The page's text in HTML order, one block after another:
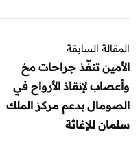
المقالة السابقة
الأمين تنفّذ جراحات مخ
وأعصاب لإنقاذ الأرواح في
الصومال بدعم مركز الملك
سلمان للإغاثة